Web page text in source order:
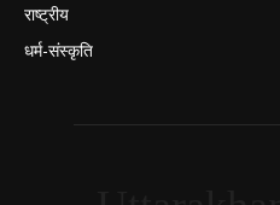
राष्ट्रीय
धर्म-संस्कृति